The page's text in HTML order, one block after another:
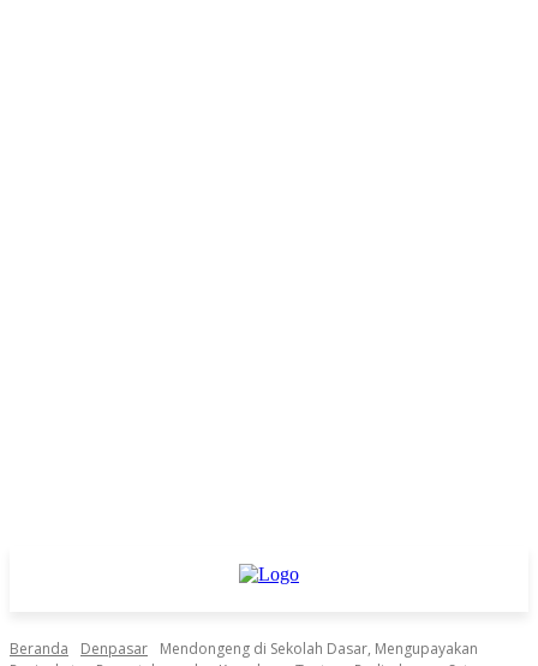
Beranda Denpasar
Mendongeng di Sekolah Dasar, Mengupayakan